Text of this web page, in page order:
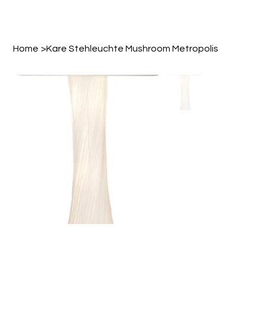
Home >Kare Stehleuchte Mushroom Metropolis